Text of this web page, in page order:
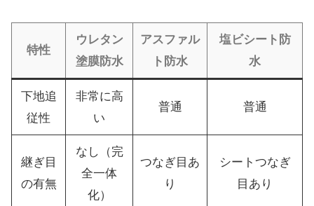
特性
ウレタン
塗膜防水
アスファル
ト防水
塩ビシート防
水
下地追
従性
非常に高
い
普通 普通
継ぎ目
の有無
なし（完
全一体
化）
つなぎ目あ
り
シートつなぎ
目あり